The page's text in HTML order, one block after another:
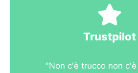
Trustpilot
"Non c'è trucco non